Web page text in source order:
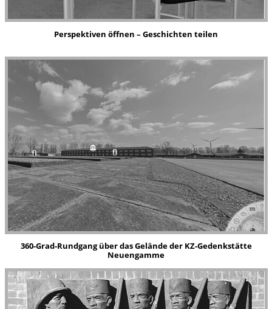
Perspektiven öffnen – Geschichten teilen
360-Grad-Rundgang über das Gelände der KZ-Gedenkstätte
Neuengamme